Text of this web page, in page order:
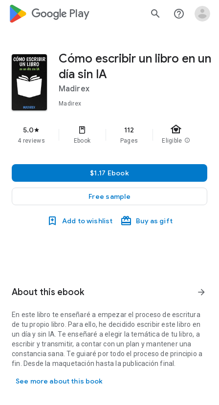
google_logo Play search help_outline
Cómo escribir un libro en un
día sin IA
Madirex
Madirex
5.0star
4 reviews Ebook
112
Pages
family_home
Eligible info
$1.17 Ebook
Free sample
Add to wishlist Buy as gift
About this ebook arrow_forward
En este libro te enseñaré a empezar el proceso de escritura
de tu propio libro. Para ello, he decidido escribir este libro en
un día y sin IA. Te enseñaré a elegir la temática de tu libro, a
escribir y transmitir, a contar con un plan y mantener una
constancia sana. Te guiaré por todo el proceso de principio a
fin. Desde la maquetación hasta la publicación final.
See more about this book